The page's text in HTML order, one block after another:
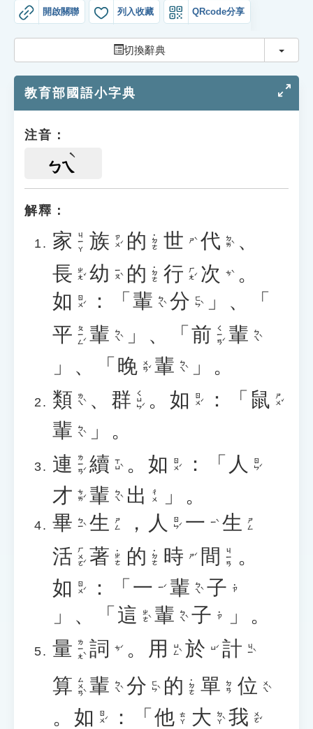
貓頭鷹博士
開啟關聯 列入收藏 QRcode分享
切換辭典 切換
教育部國語小字典
注音：
ㄅㄟ
解釋：
家 ㄐㄧㄚ 族 ㄗㄨˊ 的 ˙ㄉㄜ 世 ㄕˋ 代 ㄉㄞˋ 、
長 ㄓㄤˇ 幼 ㄧㄡˋ 的 ˙ㄉㄜ 行 ㄏㄤˊ 次 ㄘˋ
。
如 ㄖㄨˊ ：「 輩 ㄅㄟˋ 分 ㄈㄣˋ
」、「
平 ㄆㄧㄥˊ 輩 ㄅㄟˋ 」、「 前 ㄑㄧㄢˊ 輩 ㄅㄟˋ
」、「 晚 ㄨㄢˇ 輩 ㄅㄟˋ
」。
類 ㄌㄟˋ 、 群 ㄑㄩㄣˊ 。 如 ㄖㄨˊ ：「 鼠 ㄕㄨˇ
輩 ㄅㄟˋ
」。
連 ㄌㄧㄢˊ 續 ㄒㄩˋ 。 如 ㄖㄨˊ ：「 人 ㄖㄣˊ
才 ㄘㄞˊ 輩 ㄅㄟˋ 出 ㄔㄨ
」。
畢 ㄅㄧˋ 生 ㄕㄥ ， 人 ㄖㄣˊ 一 ㄧˋ 生 ㄕㄥ
活 ㄏㄨㄛˊ 著 ˙ㄓㄜ 的 ˙ㄉㄜ 時 ㄕˊ 間 ㄐㄧㄢ 。
如 ㄖㄨˊ ：「 一 ㄧˊ 輩 ㄅㄟˋ 子 ˙ㄗ
」、「 這 ㄓㄜˋ 輩 ㄅㄟˋ 子 ˙ㄗ
」。
量 ㄌㄧㄤˋ 詞 ㄘˊ 。 用 ㄩㄥˋ 於 ㄩˊ 計 ㄐㄧˋ
算 ㄙㄨㄢˋ 輩 ㄅㄟˋ 分 ㄈㄣˋ 的 ˙ㄉㄜ 單 ㄉㄢ 位 ㄨㄟˋ
。 如 ㄖㄨˊ ：「 他 ㄊㄚ 大 ㄉㄚˋ 我 ㄨㄛˇ